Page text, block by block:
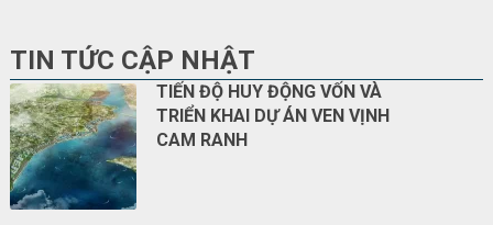
TIN TỨC CẬP NHẬT
TIẾN ĐỘ HUY ĐỘNG VỐN VÀ
TRIỂN KHAI DỰ ÁN VEN VỊNH
CAM RANH